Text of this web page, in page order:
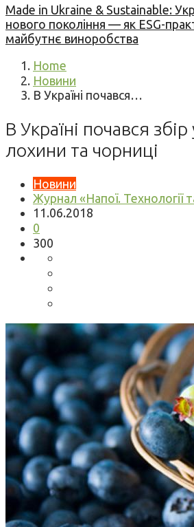
Made in Ukraine & Sustainable:
нового покоління — як ESG-
майбутнє виноробства
Home
Новини
В Україні почався…
В Україні почався
лохини та чорниці
Новини
Журнал «Напої. Технології
11.06.2018
0
300